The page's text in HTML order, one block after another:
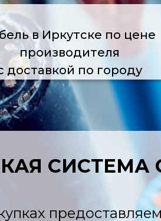
в Иркутске по цене
производителя
доставкой по городу
СИСТЕМА